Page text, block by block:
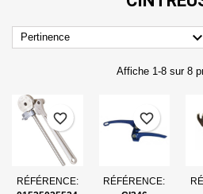
Pertinence 
Affiche 1-8 sur 8
RÉFÉRENCE:
favorite_border
RÉFÉRENCE:
favorite_border